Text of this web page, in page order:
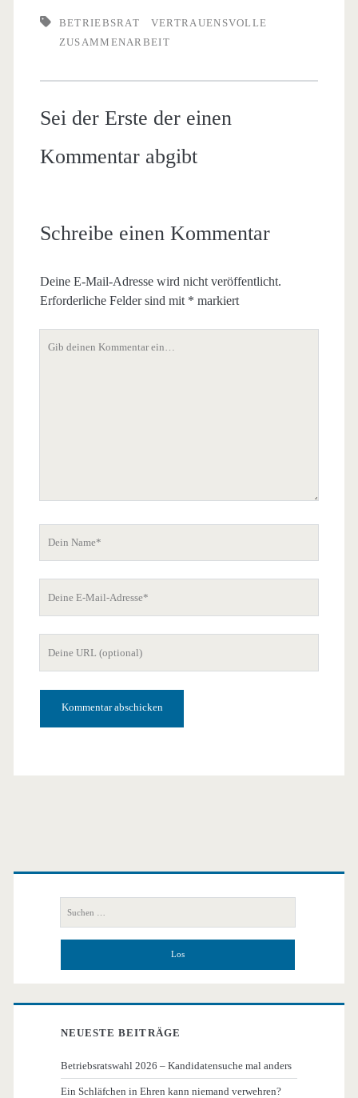
BETRIEBSRAT
VERTRAUENSVOLLE
ZUSAMMENARBEIT
Sei der Erste der einen
Kommentar abgibt
Schreibe einen Kommentar
Deine E-Mail-Adresse wird nicht veröffentlicht.
Erforderliche Felder sind mit * markiert
Adresse
Primäre
Seitenleiste
nach:
NEUESTE BEITRÄGE
Betriebsratswahl 2026 – Kandidatensuche mal anders
Ein Schläfchen in Ehren kann niemand verwehren?